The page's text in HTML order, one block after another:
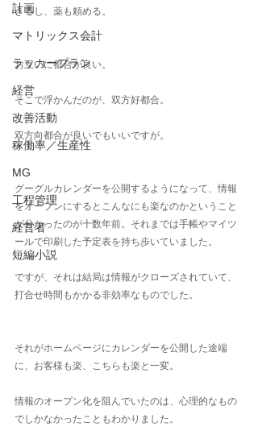
計画
マトリックス会計
ラッカープラン
経営
改善活動
稼働率／生産性
MG
工程管理
経営者
短編小説
きるし、薬も頼める。
お互いに都合が良い。
そこで浮かんだのが、双方好都合。
双方向都合が良いでもいいですが。
グーグルカレンダーを公開するようになって、情報
をオープンにするとこんなにも楽なのかということ
が分かったのが十数年前。それまでは手帳やマイツ
ールで印刷した予定表を持ち歩いていました。
ですが、それは結局は情報がクローズされていて、
打合せ時間もかかる非効率なものでした。
それがホームページにカレンダーを公開した途端
に、お客様も楽、こちらも楽と一変。
情報のオープン化を阻んでいたのは、心理的なもの
でしかなかったこともわかりました。